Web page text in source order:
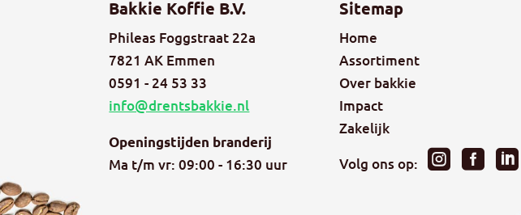
Bakkie Koffie B.V.
Phileas Foggstraat 22a
7821 AK Emmen
0591 - 24 53 33
info@drentsbakkie.nl
Openingstijden branderij
Ma t/m vr: 09:00 - 16:30 uur
Sitemap
Home
Assortiment
Over bakkie
Impact
Zakelijk
Volg ons op:
  